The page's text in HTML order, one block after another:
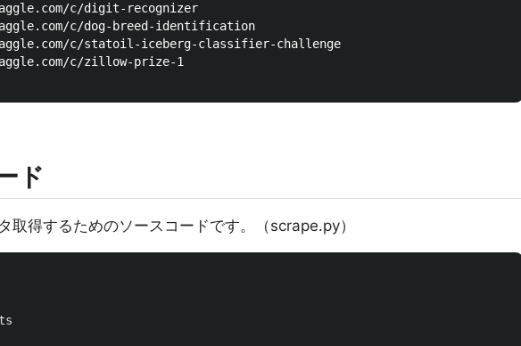
c/digit-recognizer
c/dog-breed-identification
c/statoil-iceberg-classifier-challenge
c/zillow-prize-1
ド
取得するためのソースコードです。（scrape.py）